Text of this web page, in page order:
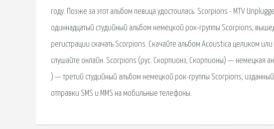
году. Позже за этот альбом певица удостоилась. Scorpions - MTV
одиннадцатый студийный альбом немецкой рок-группы Scorpions,
регистрации скачать Scorpions. Скачайте альбом Acoustica целиком
слушайте онлайн. Scorpions (рус. Скорпионз, Скорпионы) — немецкая
) — третий студийный альбом немецкой рок-группы Scorpions,
отправки SMS и MMS на мобильные телефоны.